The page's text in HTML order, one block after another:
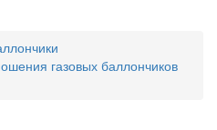
газовых баллончиков